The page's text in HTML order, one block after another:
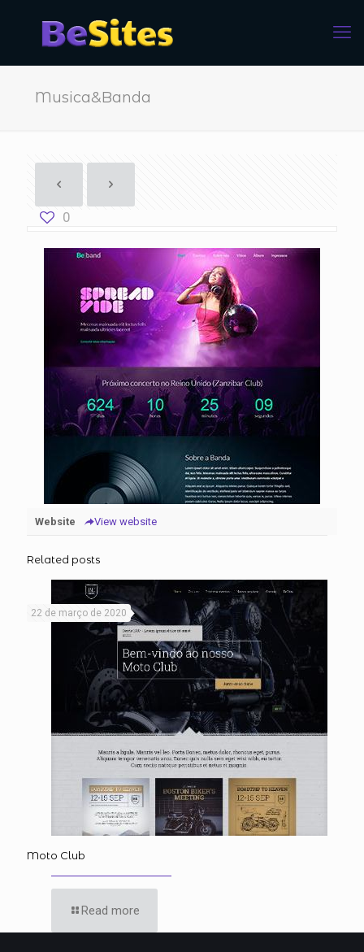
Musica&Banda
0
Website View website
Related posts
22 de março de 2020
Moto Club
Read more